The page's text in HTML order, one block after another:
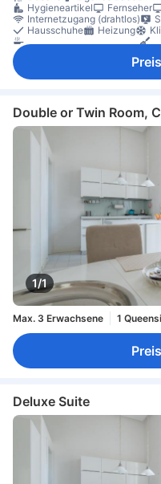
Hygieneartikel
Fernseher
Internetzugang (drahtlos)
Hausschuhe
Heizung
Küche (voll ausgestattet)
Double or Twin Room,
1/1
Max. 3 Erwachsene 1
Deluxe Suite